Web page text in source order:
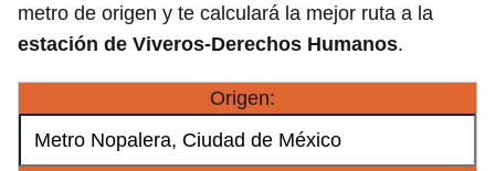
metro de origen y te calculará la mejor ruta a la
estación de Viveros-Derechos Humanos.
Origen: